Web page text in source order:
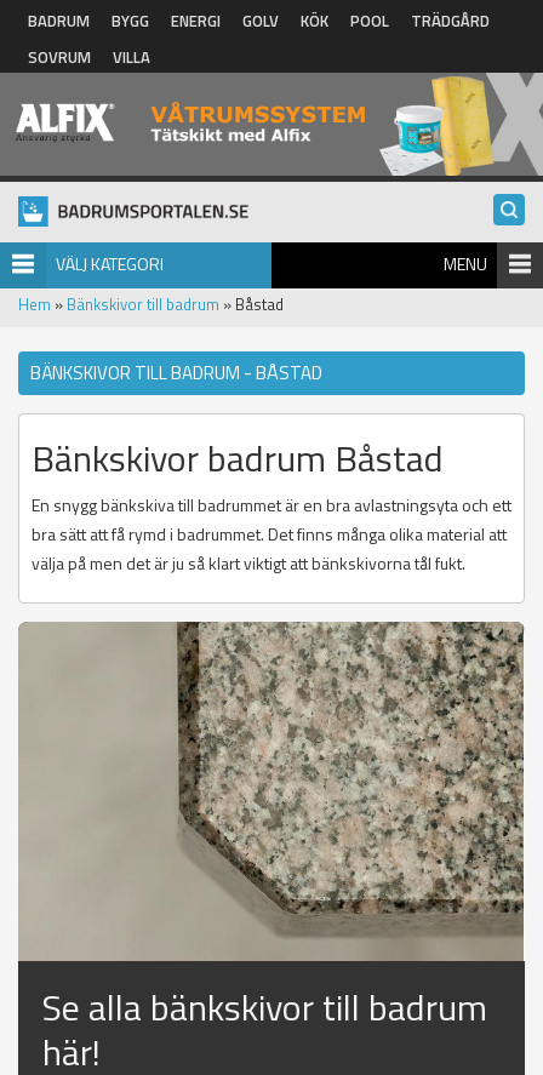
Hoppa till huvudinnehåll
BADRUM BYGG ENERGI GOLV KÖK POOL
TRÄDGÅRD
SOVRUM
VILLA
VÄLJ KATEGORI MENU
Hem » Bänkskivor till badrum » Båstad
BÄNKSKIVOR TILL BADRUM - BÅSTAD
Bänkskivor badrum Båstad
En snygg bänkskiva till badrummet är en bra avlastningsyta och ett
bra sätt att få rymd i badrummet. Det finns många olika material att
välja på men det är ju så klart viktigt att bänkskivorna tål fukt.
Se alla bänkskivor till badrum
här!